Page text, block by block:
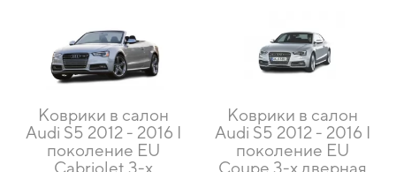
Коврики в салон
Audi S5 2012 - 2016 I
поколение EU
Cabriolet 3-х
Коврики в салон
Audi S5 2012 - 2016 I
поколение EU
Coupe 3-х дверная